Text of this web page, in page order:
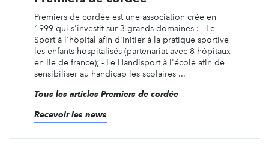
Premiers de cordée est une association crée en
1999 qui s'investit sur 3 grands domaines : - Le
Sport à l'hôpital afin d'initier à la pratique sportive
les enfants hospitalisés (partenariat avec 8 hôpitaux
en Ile de france); - Le Handisport à l'école afin de
sensibiliser au handicap les scolaires ...
Tous les articles Premiers de cordée
Recevoir les news